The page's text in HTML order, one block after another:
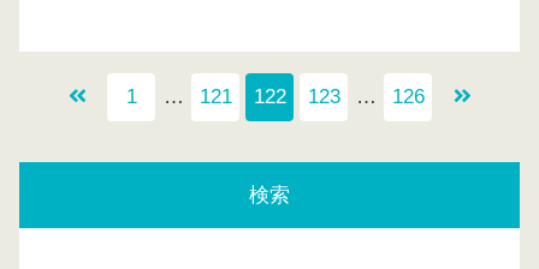
1 … 121 122 123 … 126
検索